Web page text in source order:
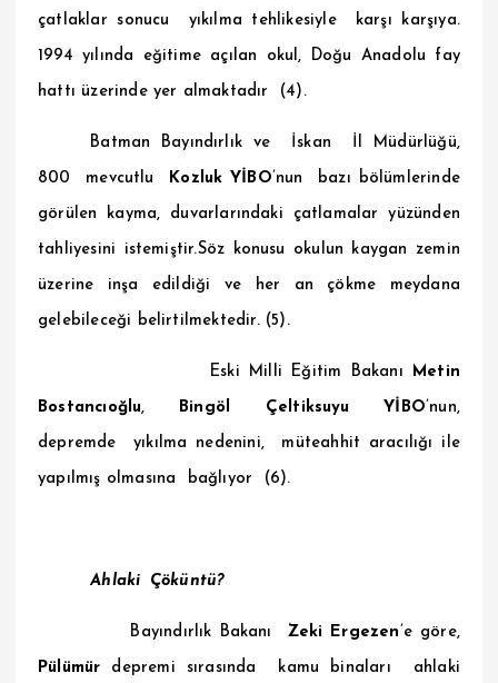
çatlaklar sonucu yıkılma tehlikesiyle karşı karşıya.
1994 yılında eğitime açılan okul, Doğu Anadolu fay
hattı üzerinde yer almaktadır (4).
Batman Bayındırlık ve İskan İl Müdürlüğü,
800 mevcutlu Kozluk YİBO ’nun bazı bölümlerinde
görülen kayma, duvarlarındaki çatlamalar yüzünden
tahliyesini istemiştir.Söz konusu okulun kaygan zemin
üzerine inşa edildiği ve her an çökme meydana
gelebileceği belirtilmektedir. (5).
Milli Eğitim Bakanı Metin
Bostancıoğlu, Bingöl Çeltiksuyu YİBO ’nun,
depremde yıkılma nedenini, müteahhit aracılığı ile
yapılmış olmasına bağlıyor (6).
Ahlaki Çöküntü?
Bayındırlık Bakanı Zeki Ergezen ’e göre,
Pülümür depremi sırasında kamu binaları ahlaki